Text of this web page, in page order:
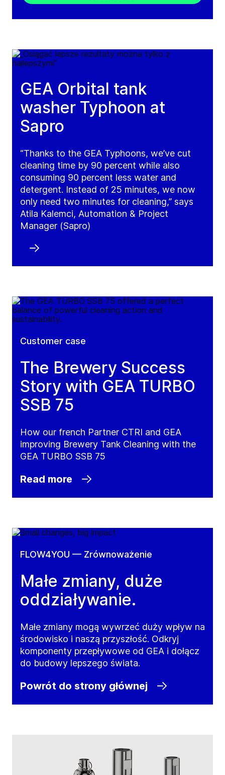
GEA Orbital tank
washer Typhoon at
Sapro
“Thanks to the GEA Typhoons, we’ve cut
cleaning time by 90 percent while also
consuming 90 percent less water and
detergent. Instead of 25 minutes, we now
only need two minutes for cleaning,” says
Atila Kalemci, Automation & Project
Manager (Sapro)
Customer case
The Brewery Success
Story with GEA TURBO
SSB 75
How our french Partner CTRI and GEA
improving Brewery Tank Cleaning with the
GEA TURBO SSB 75
Read more
FLOW4YOU — Zrównoważenie
Małe zmiany, duże
oddziaływanie.
Małe zmiany mogą wywrzeć duży wpływ na
środowisko i naszą przyszłość. Odkryj
komponenty przepływowe od GEA i dołącz
do budowy lepszego świata.
Powrót do strony głównej